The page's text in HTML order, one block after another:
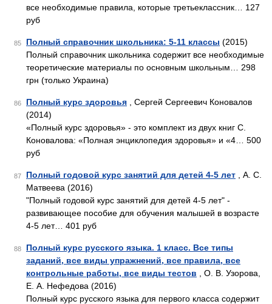
все необходимые правила, которые третьеклассник… 127
руб
85 Полный справочник школьника: 5-11 классы (2015)
Полный справочник школьника содержит все необходимые
теоретические материалы по основным школьным… 298
грн (только Украина)
86 Полный курс здоровья , Сергей Сергеевич Коновалов
(2014)
«Полный курс здоровья» - это комплект из двух книг С.
Коновалова: «Полная энциклопедия здоровья» и «4… 500
руб
87 Полный годовой курс занятий для детей 4-5 лет , А. С.
Матвеева (2016)
"Полный годовой курс занятий для детей 4-5 лет" -
развивающее пособие для обучения малышей в возрасте
4-5 лет… 401 руб
88
Полный курс русского языка. 1 класс. Все типы
заданий, все виды упражнений, все правила, все
контрольные работы, все виды тестов , О. В. Узорова,
Е. А. Нефедова (2016)
Полный курс русского языка для первого класса содержит